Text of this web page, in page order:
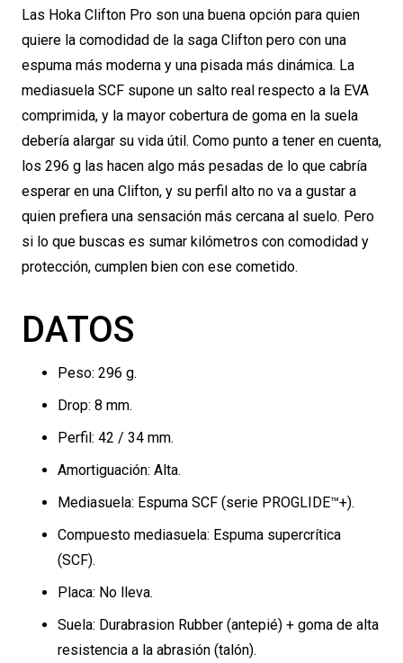
Las Hoka Clifton Pro son una buena opción para quien
quiere la comodidad de la saga Clifton pero con una
espuma más moderna y una pisada más dinámica. La
mediasuela SCF supone un salto real respecto a la EVA
comprimida, y la mayor cobertura de goma en la suela
debería alargar su vida útil. Como punto a tener en cuenta,
los 296 g las hacen algo más pesadas de lo que cabría
esperar en una Clifton, y su perfil alto no va a gustar a
quien prefiera una sensación más cercana al suelo. Pero
si lo que buscas es sumar kilómetros con comodidad y
protección, cumplen bien con ese cometido.
DATOS
Peso: 296 g.
Drop: 8 mm.
Perfil: 42 / 34 mm.
Amortiguación: Alta.
Mediasuela: Espuma SCF (serie PROGLIDE™+).
Compuesto mediasuela: Espuma supercrítica
(SCF).
Placa: No lleva.
Suela: Durabrasion Rubber (antepié) + goma de alta
resistencia a la abrasión (talón).